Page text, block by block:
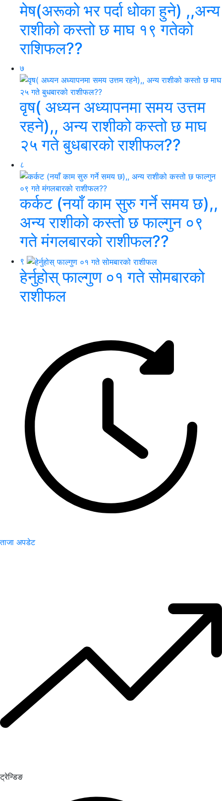
मेष(अरूको भर पर्दा धोका हुने) ,,अन्य
राशीको कस्तो छ माघ १९ गतेको
राशिफल??
७
वृष( अध्यन अध्यापनमा समय उत्तम
रहने),, अन्य राशीको कस्तो छ माघ
२५ गते बुधबारको राशीफल??
८
कर्कट (नयाँ काम सुरु गर्ने समय छ),,
अन्य राशीको कस्तो छ फाल्गुन ०९
गते मंगलबारको राशीफल??
९
हेर्नुहोस् फाल्गुण ०१ गते सोमबारको
राशीफल
ताजा अपडेट
ट्रेन्डिङ